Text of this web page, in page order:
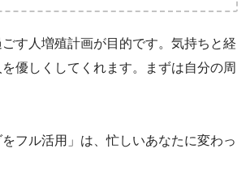
す人増殖計画が目的です。気持ちと経
優しくしてくれます。まずは自分の周
フル活用」は、忙しいあなたに変わっ